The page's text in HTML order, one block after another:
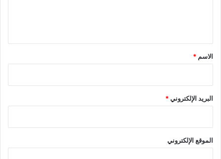
*
الاسم *
البريد الإلكتروني*
الموقع الإلكتروني